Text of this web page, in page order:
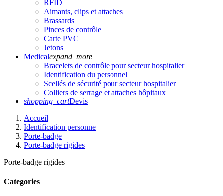
RFID
Aimants, clips et attaches
Brassards
Pinces de contrôle
Carte PVC
Jetons
Medicalexpand_more
Bracelets de contrôle pour secteur hospitalier
Identification du personnel
Scellés de sécurité pour secteur hospitalier
Colliers de serrage et attaches hôpitaux
shopping_cartDevis
Accueil
Identification personne
Porte-badge
Porte-badge rigides
Porte-badge rigides
Categories